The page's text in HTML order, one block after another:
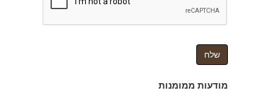
מודעות ממומנות